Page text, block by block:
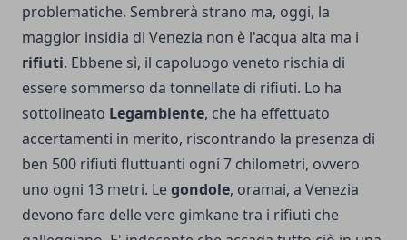
problematiche. Sembrerà strano ma, oggi, la
maggior insidia di Venezia non è l'acqua alta ma i
rifiuti. Ebbene sì, il capoluogo veneto rischia di
essere sommerso da tonnellate di rifiuti. Lo ha
sottolineato Legambiente, che ha effettuato
accertamenti in merito, riscontrando la presenza di
ben 500 rifiuti fluttuanti ogni 7 chilometri, ovvero
uno ogni 13 metri. Legondole, oramai, a Venezia
devono fare delle vere gimkane tra i rifiuti che